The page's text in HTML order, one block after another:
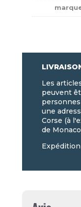
Les
peuvent
une
Corse (à
de